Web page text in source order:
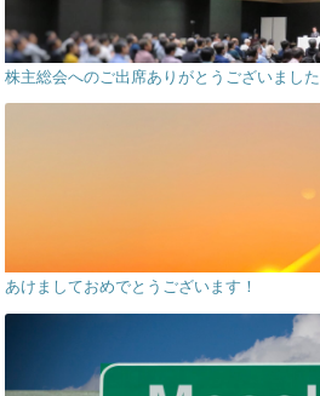
株主総会へのご出席ありがとうございました
あけましておめでとうございます！